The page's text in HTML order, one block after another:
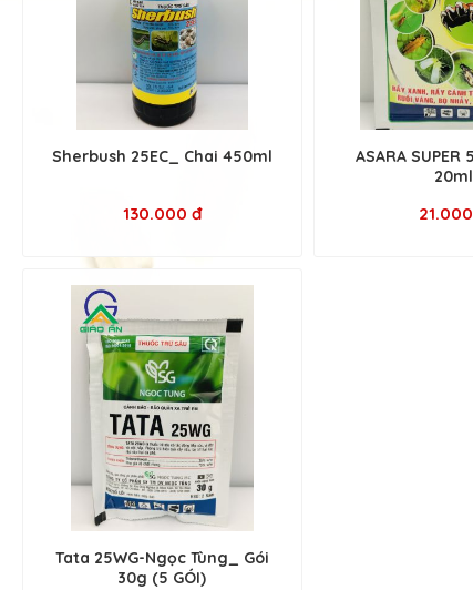
Sherbush 25EC_ Chai 450ml
130.000 đ
ASARA SUPER
20ml
Tata 25WG-Ngọc Tùng_ Gói
30g (5 GÓI)